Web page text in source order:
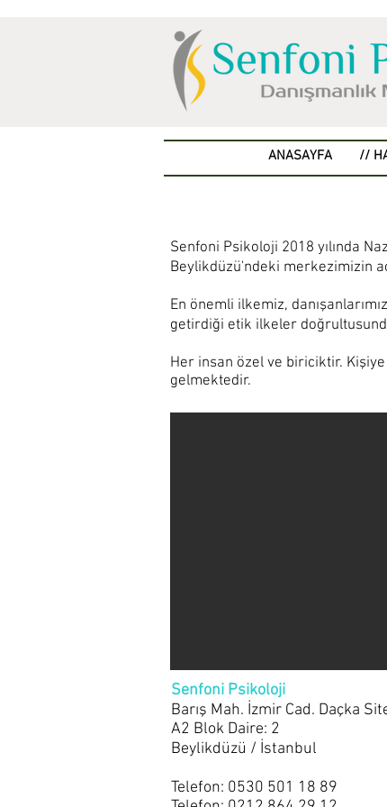
ANASAYFA //
Senfoni Psikoloji 2018 yılında
Beylikdüzü'ndeki merkezimizin
En önemli ilkemiz,
getirdiği etik ilkeler
Her insan özel ve biriciktir. Kişiye
gelmektedir.
Senfoni Psikoloji
Barış Mah. İzmir Cad. Daçka
A2 Blok Daire: 2
Beylikdüzü / İstanbul
Telefon: 0530 501 18 89